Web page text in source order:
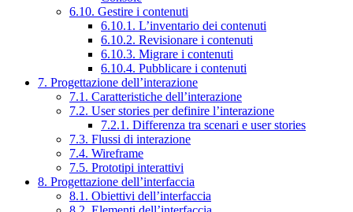
6.10. Gestire i contenuti
6.10.1. L’inventario dei contenuti
6.10.2. Revisionare i contenuti
6.10.3. Migrare i contenuti
6.10.4. Pubblicare i contenuti
7. Progettazione dell’interazione
7.1. Caratteristiche dell’interazione
7.2. User stories per definire l’interazione
7.2.1. Differenza tra scenari e user stories
7.3. Flussi di interazione
7.4. Wireframe
7.5. Prototipi interattivi
8. Progettazione dell’interfaccia
8.1. Obiettivi dell’interfaccia